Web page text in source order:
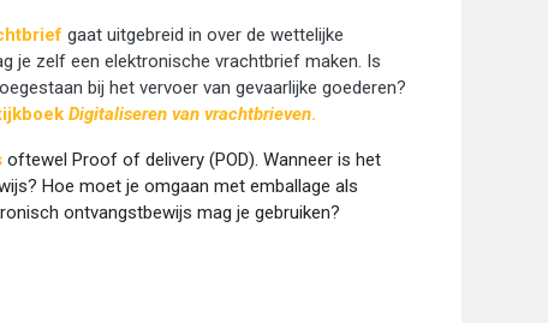
gaat uitgebreid in over de wettelijke
je zelf een elektronische vrachtbrief maken. Is
bij het vervoer van gevaarlijke goederen?
Digitaliseren van vrachtbrieven.
oftewel Proof of delivery (POD). Wanneer is het
Hoe moet je omgaan met emballage als
ontvangstbewijs mag je gebruiken?